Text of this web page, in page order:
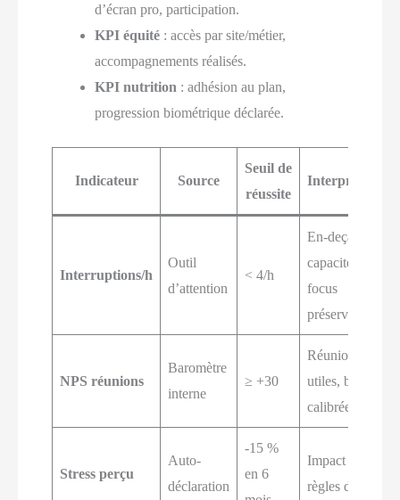
d’écran pro, participation.
KPI équité : accès par site/métier,
accompagnements réalisés.
KPI nutrition : adhésion au plan,
progression biométrique déclarée.
Indicateur Source
Seuil de
réussite
Interprétation
Interruptions/h
Outil
d’attention
< 4/h
En-deçà,
capacité de
focus
préservée
NPS réunions
Baromètre
interne
≥ +30
Réunions
utiles, bien
calibrées
Stress perçu
Auto-
déclaration
-15 %
en 6
Impact des
règles d’usage